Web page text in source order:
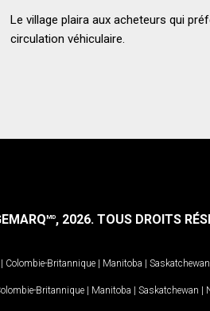
Le village plaira aux acheteurs qui
circulation véhiculaire.
MD, 2026. TOUS DROITS
| Colombie-Britannique | Manitoba | Saskatchewan
Britannique | Manitoba | Saskatchewan |